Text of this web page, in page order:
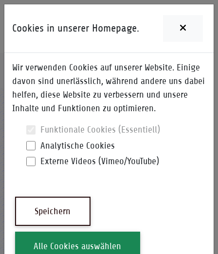
Home i-Qpedia Detail zum Begriff
:o)
Emoticon - Clown, auch Alternative
Emoticons sind kleine Piktogramme aus
normalen Satzzeichen, die ein Smiley
Cookies in unserer Homepage.
Wir verwenden Cookies auf unserer Website. Einige
davon sind unerlässlich, während andere uns dabei
helfen, diese Website zu verbessern und unsere
Inhalte und Funktionen zu optimieren.
Funktionale Cookies (Essentiell)
Analytische Cookies
Externe Videos (Vimeo/YouTube)
Speichern
Alle Cookies auswählen